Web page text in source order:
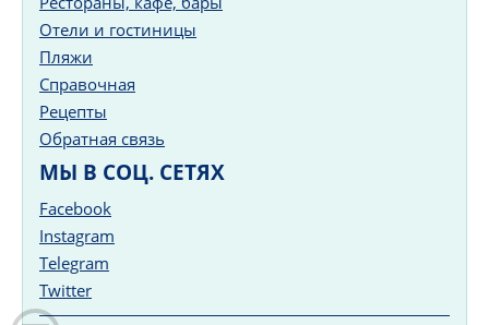
Отели и гостиницы
Пляжи
Справочная
Рецепты
Обратная связь
МЫ В СОЦ. СЕТЯХ
Facebook
Instagram
Telegram
Twitter